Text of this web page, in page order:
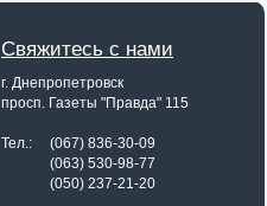
Свяжитесь с нами
г. Днепропетровск
просп. Газеты "Правда" 115
Тел.: (067) 836-30-09
(063) 530-98-77
(050) 237-21-20